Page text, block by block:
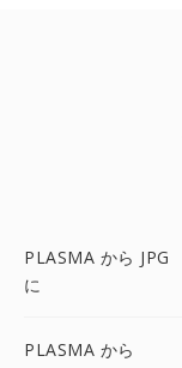
PLASMA から JPG
に
PLASMA から